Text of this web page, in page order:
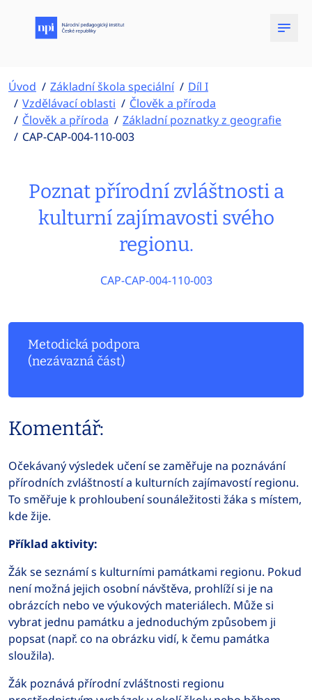
Úvod Základní škola speciální
Díl I
Vzdělávací oblasti
Člověk a příroda
Člověk a příroda
Základní poznatky z geografie
CAP-CAP-004-110-003
Poznat přírodní zvláštnosti a
kulturní zajímavosti svého
regionu.
CAP-CAP-004-110-003
Metodická podpora
(nezávazná část)
Komentář:
Očekávaný výsledek učení se zaměřuje na poznávání
přírodních zvláštností a kulturních zajímavostí regionu.
To směřuje k prohloubení sounáležitosti žáka s místem,
kde žije.
Příklad aktivity:
Žák se seznámí s kulturními památkami regionu. Pokud
není možná jejich osobní návštěva, prohlíží si je na
obrázcích nebo ve výukových materiálech. Může si
vybrat jednu památku a jednoduchým způsobem ji
popsat (např. co na obrázku vidí, k čemu památka
sloužila).
Žák poznává přírodní zvláštnosti regionu